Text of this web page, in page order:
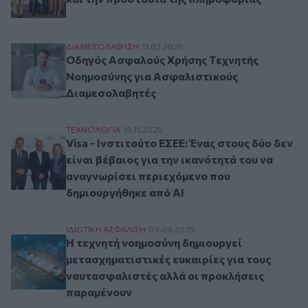
Οδηγός Ασφαλούς Χρήσης Τεχνητής
ΔΙΑΜΕΣΟΛAΒΗΣΗ 11.02.2026
Οδηγός Ασφαλούς Χρήσης Τεχνητής
Νοημοσύνης για Ασφαλιστικούς
Διαμεσολαβητές
Visa - Ινστιτούτο ΕΣΕΕ: Ένας στους δύο δεν
ΤΕΧΝΟΛΟΓΙΑ 19.11.2025
Visa - Ινστιτούτο ΕΣΕΕ: Ένας στους δύο δεν
είναι βέβαιος για την ικανότητά του να
αναγνωρίσει περιεχόμενο που
δημιουργήθηκε από AΙ
Η τεχνητή νοημοσύνη δημιουργεί
ΙΔΙΩΤΙΚΗ ΑΣΦAΛΙΣΗ 09.09.2025
Η τεχνητή νοημοσύνη δημιουργεί
μετασχηματιστικές ευκαιρίες για τους
ναυτασφαλιστές αλλά οι προκλήσεις
παραμένουν